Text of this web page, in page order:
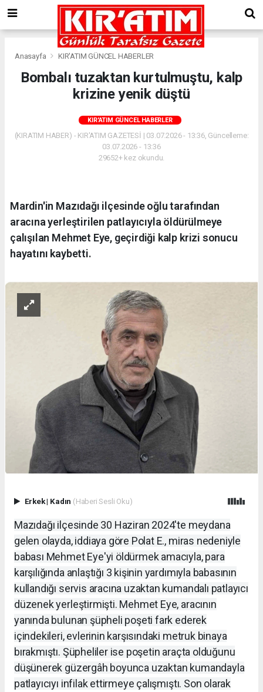
Anasayfa KIR'ATIM GÜNCEL HABERLER
Bombalı tuzaktan kurtulmuştu, kalp
krizine yenik düştü
KIR'ATIM GÜNCEL HABERLER
(KIRATIM HABER) - KIR'ATIM GAZETESİ | 03.07.2026 - 13:36, Güncelleme:
03.07.2026 - 13:36
29652+ kez okundu.
Mardin'in Mazıdağı ilçesinde oğlu tarafından
aracına yerleştirilen patlayıcıyla öldürülmeye
çalışılan Mehmet Eye, geçirdiği kalp krizi sonucu
hayatını kaybetti.
Erkek| Kadın (Haberi Sesli Oku)
Mazıdağı ilçesinde 30 Haziran 2024'te meydana
gelen olayda, iddiaya göre Polat E., miras nedeniyle
babası Mehmet Eye'yi öldürmek amacıyla, para
karşılığında anlaştığı 3 kişinin yardımıyla babasının
kullandığı servis aracına uzaktan kumandalı patlayıcı
düzenek yerleştirmişti. Mehmet Eye, aracının
yanında bulunan şüpheli poşeti fark ederek
içindekileri, evlerinin karşısındaki metruk binaya
bırakmıştı. Şüpheliler ise poşetin araçta olduğunu
düşünerek güzergâh boyunca uzaktan kumandayla
patlayıcıyı infilak ettirmeye çalışmıştı. Son olarak